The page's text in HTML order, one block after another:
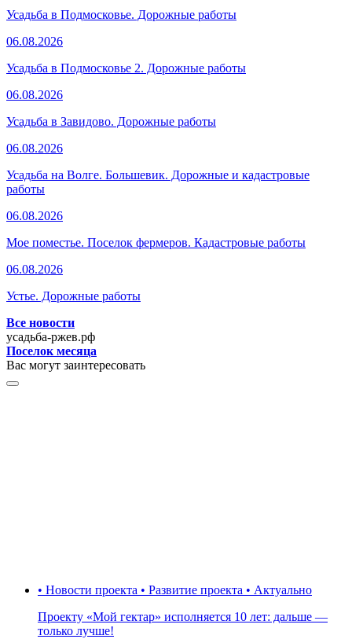
Усадьба в Подмосковье. Дорожные работы
06.08.2026
Усадьба в Подмосковье 2. Дорожные работы
06.08.2026
Усадьба в Завидово. Дорожные работы
06.08.2026
Усадьба на Волге. Большевик. Дорожные и кадастровые
работы
06.08.2026
Мое поместье. Поселок фермеров. Кадастровые работы
06.08.2026
Устье. Дорожные работы
Все новости
усадьба-ржев.рф
Поселок месяца
Вас могут заинтересовать
• Новости проекта • Развитие проекта • Актуально
Проекту «Мой гектар» исполняется 10 лет: дальше —
только лучше!